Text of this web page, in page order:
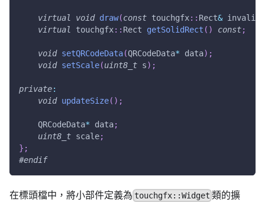
virtual void draw(const touchgfx:: Rect&
virtual
touchgfx:: Rect getSolidRect ( ) const;
void setQRCodeData(QRCodeData* data) ;
void setScale(uint8_t s) ;
private:
void updateSize( ) ;
    QRCodeData
* data;
uint8_t scale;
} ;
#endif
在標頭檔中，將小部件定義為 touchgfx::Widget 類的擴